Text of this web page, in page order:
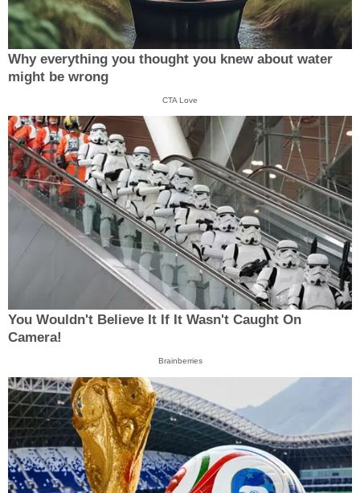
Why everything you thought you knew about water
might be wrong
CTA Love
You Wouldn't Believe It If It Wasn't Caught On
Camera!
Brainberries